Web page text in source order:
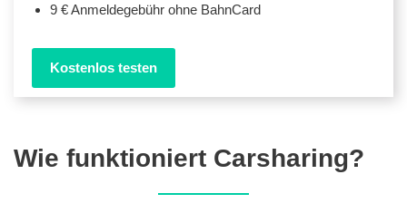
9 € Anmeldegebühr ohne BahnCard
Kostenlos testen
Wie funktioniert Carsharing?